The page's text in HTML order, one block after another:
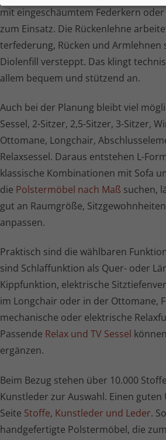
mit eingeschäumtem Federkern
zum Einsatz. Die Rückenlehne
ter­fe­de­rung, Rücken und Armlehnen
Diolenfill versteppt. Das klingt
allem bequem und stützend an.
Auch bei der Planung bleibt viel
Sessel, 2-Sitzer, 2,5-Sitzer, 3-Sitzer,
Ottomane, Longchair,
Relaxsessel. Daraus entstehen L-
klassische Kombinationen mit Sofa
die Polstermöbel nach Maß suchen,
gut an Raumgröße,
anpassen.
Praktisch sind die wählbaren
sind Schlaffunktion als Quer- oder
Kippfunktion, elektrische
im Longchair oder in der Ottomane,
mechanische oder elektrische
Passende Relax und TV Sessel
ergänzen.
Beim Bezug stehen über 10.000
Kunstleder zur Auswahl. Einen
Seite Stoffe, Kunstleder und Leder.
handgefertigte Polstermöbel, die